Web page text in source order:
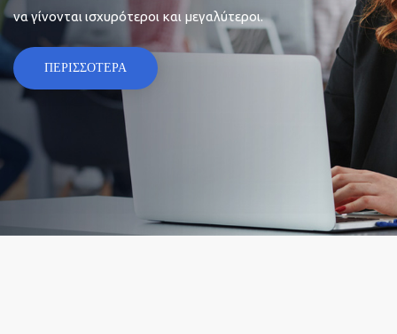
να γίνονται ισχυρότεροι και μεγαλύτεροι.
ΠΕΡΙΣΣΟΤΕΡΑ